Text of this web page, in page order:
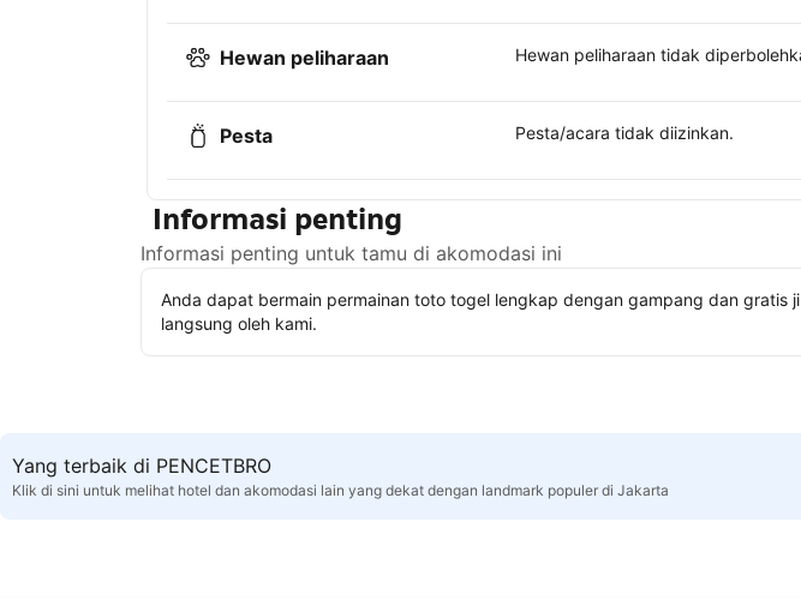
Hewan peliharaan Hewan peliharaan tidak
Pesta Pesta/acara tidak diizinkan.
Informasi penting
Informasi penting untuk tamu di akomodasi ini
Anda dapat bermain permainan toto togel lengkap dengan gampang dan gratis
langsung oleh kami.
Yang terbaik di PENCETBRO
Klik di sini untuk melihat hotel dan akomodasi lain yang dekat dengan landmark populer di Jakarta